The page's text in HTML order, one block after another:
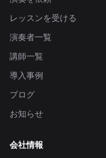
レッスンを受ける
演奏者一覧
講師一覧
導入事例
ブログ
お知らせ
会社情報